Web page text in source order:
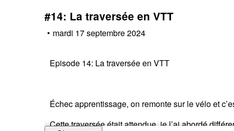
#14: La traversée en VTT
• mardi 17 septembre 2024
Episode 14: La traversée en VTT
Échec apprentissage, on remonte sur le vélo et
Cette traversée était attendue, je l’ai abordé